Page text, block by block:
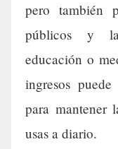
pero también
públicos y
educación o
ingresos
para mantener
usas a diario.